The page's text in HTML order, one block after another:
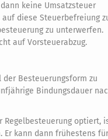
keine Umsatzsteuer
diese Steuerbefreiung
zu unterwerfen.
auf Vorsteuerabzug.
der Besteuerungsform zu
Bindungsdauer
Regelbesteuerung optiert,
Er kann dann frühestens für